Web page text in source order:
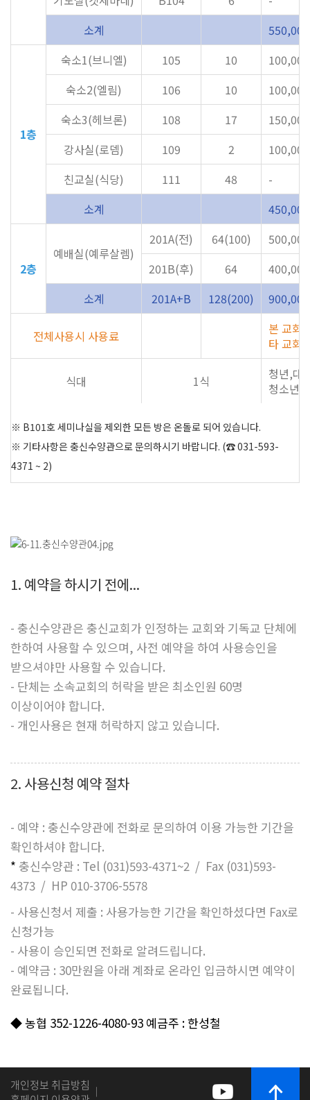
소계
550,000
1층
숙소1(브니엘) 105 10
100,000
숙소2(엘림)
106 10
100,000
숙소3(헤브론)
108 17
150,000
강사실(로뎀)
109 2
100,000
친교실(식당)
111 48
-
소계
450,000
2층
예배실(예루살렘)
201A(전) 64(100)
500,000
201B(후)
64
400,000
소계
201A+B 128(200) 900,000
전체사용시 사용료
본 교회
타 교회
식대 1식
청년,대
청소년
※ B101호 세미나실을 제외한 모든 방은 온돌로 되어 있습니다.
※ 기타사항은 충신수양관으로 문의하시기 바랍니다. (☎ 031-593-
4371 ~ 2)
1. 예약을 하시기 전에...
- 충신수양관은 충신교회가 인정하는 교회와 기독교 단체에
한하여 사용할 수 있으며, 사전 예약을 하여 사용승인을
받으셔야만 사용할 수 있습니다.
- 단체는 소속교회의 허락을 받은 최소인원 60명
이상이어야 합니다.
- 개인사용은 현재 허락하지 않고 있습니다.
2. 사용신청 예약 절차
- 예약 : 충신수양관에 전화로 문의하여 이용 가능한 기간을
확인하셔야 합니다.
* 충신수양관 : Tel (031)593-4371~2 / Fax (031)593-
4373 / HP 010-3706-5578
- 사용신청서 제출 : 사용가능한 기간을 확인하셨다면 Fax로
신청가능
- 사용이 승인되면 전화로 알려드립니다.
- 예약금 : 30만원을 아래 계좌로 온라인 입금하시면 예약이
완료됩니다.
◆ 농협 352-1226-4080-93 예금주 : 한성철
개인정보 취급방침 |